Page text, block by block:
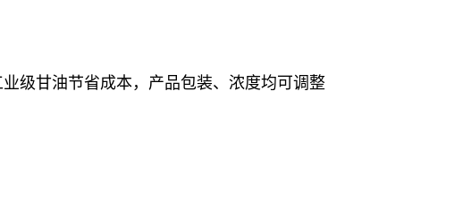
级甘油节省成本，产品包装、浓度均可调整